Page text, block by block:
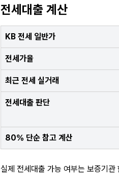
전세대출 계산
KB 전세 일반가
전세가율
최근 전세 실거래
전세대출 판단
80% 단순 참고 계산
실제 전세대출 가능 여부는 보증기